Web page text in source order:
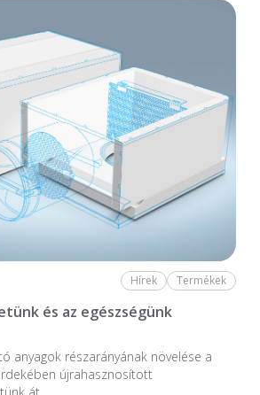
Hírek Termékek
és az egészségünk
anyagok részarányának növelése a
újrahasznosított